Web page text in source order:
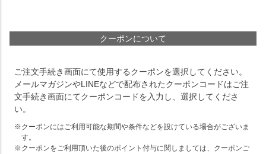
クーポンについて
ご注文手続き画面にて使用するクーポンを選択してください。
メールマガジンやLINEなどで配布されたクーポンコードはご注
文手続き画面にてクーポンコードを入力し、選択してくださ
い。
クーポンにはご利用可能な期間や条件などを設けている場合がございま
す。
クーポンをご利用頂いた後のポイント付与に関しましては、クーポンご